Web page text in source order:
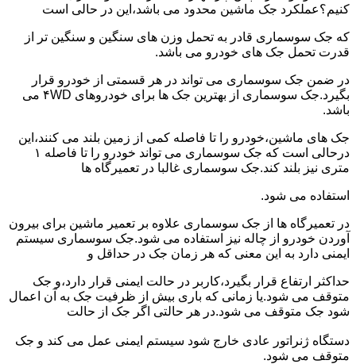
کنیم؟عملکرد جک ماشین محدود می باشد،این در حالی است
که جک سوسماری قادر به تحمل وزن های سنگین و سنگین تر از
قدرت تحمل جک های خودرو می باشد.
در ضمن جک سوسماری می تواند در هر قسمتی از خودرو قرار
بگیرد.جک سوسماری از بهترین جک ها برای خودروهای ۴WD می
باشد.
جک های ماشین،خودرو را تا فاصله کمی از زمین بلند می کنند،این
درحالی است که جک سوسماری می تواند خودرو را تا فاصله ۱
متری نیز بلند کند.جک سوسماری غالبا در تعمیرگاه ها
استفاده می شود.
در تعمیرگاه ها از جک سوسماری علاوه بر تعمیر ماشین برای بیرون
آوردن خودرو از چاله نیز استفاده می شود.جک سوسماری سیستم
ایمنی دارد به این معنی که هر زمان جک در حداقل و
حداکثر ارتفاع قرار بگیرد،کاربر در حالت ایمنی قرار دارد،و جک
متوقف می شود.یا زمانی که باری بیش از ظرفیت جک به آن اعمال
شود جک متوقف می شود.در هر حالتی اگر جک از حالت
دستگاه ژنراتور عادی خارج شود سیستم ایمنی عمل می کند و جک
متوقف می شود.